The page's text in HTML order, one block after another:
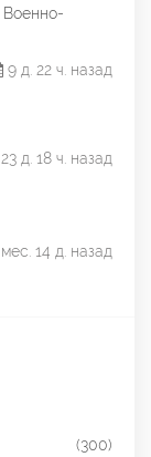
9 д. 22 ч. назад
23 д. 18 ч. назад
14 д. назад
(300)